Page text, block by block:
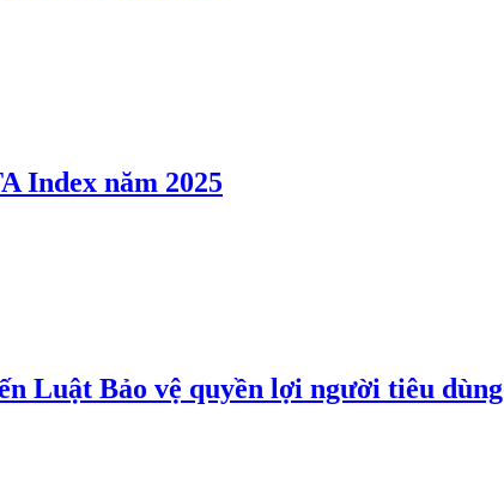
Index năm 2025
Luật Bảo vệ quyền lợi người tiêu dùng